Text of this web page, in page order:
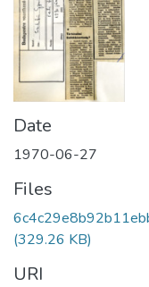
Date
1970-06-27
Files
(329.26 KB)
URI